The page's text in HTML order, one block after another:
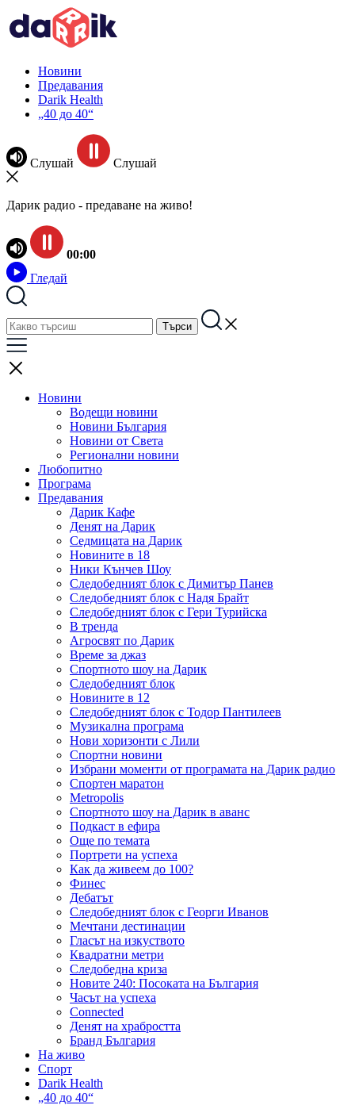
Новини
Предавания
Darik Health
„40 до 40“
Слушай Слушай
Дарик радио - предаване на живо!
00:00
Гледай
Новини
Водещи новини
Новини България
Новини от Света
Регионални новини
Любопитно
Програма
Предавания
Дарик Кафе
Денят на Дарик
Седмицата на Дарик
Новините в 18
Ники Кънчев Шоу
Следобедният блок с Димитър Панев
Следобедният блок с Надя Брайт
Следобедният блок с Гери Турийска
В тренда
Агросвят по Дарик
Време за джаз
Спортното шоу на Дарик
Следобедният блок
Новините в 12
Следобедният блок с Тодор Пантилеев
Музикална програма
Нови хоризонти с Лили
Спортни новини
Избрани моменти от програмата на Дарик радио
Спортен маратон
Metropolis
Спортното шоу на Дарик в аванс
Подкаст в ефира
Още по темата
Портрети на успеха
Как да живеем до 100?
Финес
Дебатът
Следобедният блок с Георги Иванов
Мечтани дестинации
Гласът на изкуството
Квадратни метри
Следобедна криза
Новите 240: Посоката на България
Часът на успеха
Connected
Денят на храбростта
Бранд България
На живо
Спорт
Darik Health
„40 до 40“